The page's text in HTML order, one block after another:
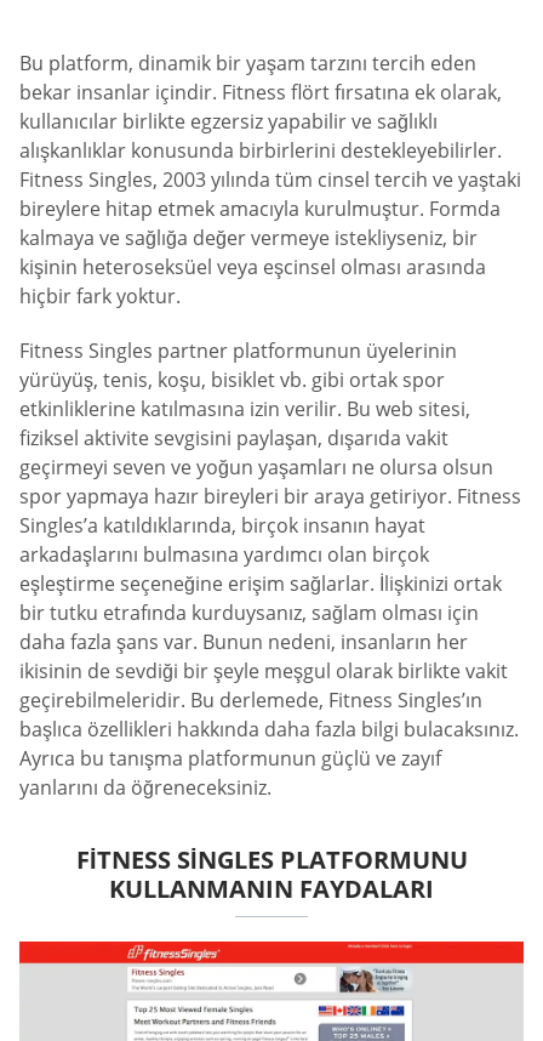
Bu platform, dinamik bir yaşam tarzını tercih eden
bekar insanlar içindir. Fitness flört fırsatına ek olarak,
kullanıcılar birlikte egzersiz yapabilir ve sağlıklı
alışkanlıklar konusunda birbirlerini destekleyebilirler.
Fitness Singles, 2003 yılında tüm cinsel tercih ve yaştaki
bireylere hitap etmek amacıyla kurulmuştur. Formda
kalmaya ve sağlığa değer vermeye istekliyseniz, bir
kişinin heteroseksüel veya eşcinsel olması arasında
hiçbir fark yoktur.
Fitness Singles partner platformunun üyelerinin
yürüyüş, tenis, koşu, bisiklet vb. gibi ortak spor
etkinliklerine katılmasına izin verilir. Bu web sitesi,
fiziksel aktivite sevgisini paylaşan, dışarıda vakit
geçirmeyi seven ve yoğun yaşamları ne olursa olsun
spor yapmaya hazır bireyleri bir araya getiriyor. Fitness
Singles’a katıldıklarında, birçok insanın hayat
arkadaşlarını bulmasına yardımcı olan birçok
eşleştirme seçeneğine erişim sağlarlar. İlişkinizi ortak
bir tutku etrafında kurduysanız, sağlam olması için
daha fazla şans var. Bunun nedeni, insanların her
ikisinin de sevdiği bir şeyle meşgul olarak birlikte vakit
geçirebilmeleridir. Bu derlemede, Fitness Singles’ın
başlıca özellikleri hakkında daha fazla bilgi bulacaksınız.
Ayrıca bu tanışma platformunun güçlü ve zayıf
yanlarını da öğreneceksiniz.
FITNESS SINGLES PLATFORMUNU
KULLANMANIN FAYDALARI